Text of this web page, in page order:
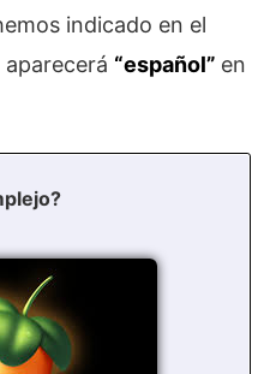
indicado en el
“español” en